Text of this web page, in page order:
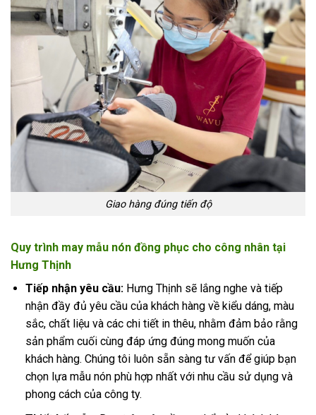
Giao hàng đúng tiến độ
Quy trình may mẫu nón đồng phục cho công nhân tại
Hưng Thịnh
Tiếp nhận yêu cầu: Hưng Thịnh sẽ lắng nghe và tiếp
nhận đầy đủ yêu cầu của khách hàng về kiểu dáng, màu
sắc, chất liệu và các chi tiết in thêu, nhằm đảm bảo rằng
sản phẩm cuối cùng đáp ứng đúng mong muốn của
khách hàng. Chúng tôi luôn sẵn sàng tư vấn để giúp bạn
chọn lựa mẫu nón phù hợp nhất với nhu cầu sử dụng và
phong cách của công ty.